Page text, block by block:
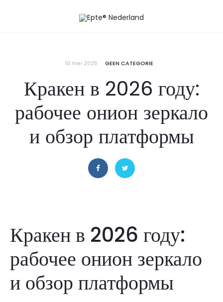
10 mei 2025 GEEN CATEGORIE
Кракен в 2026 году:
рабочее онион зеркало
и обзор платформы
Кракен в 2026 году:
рабочее онион зеркало
и обзор платформы